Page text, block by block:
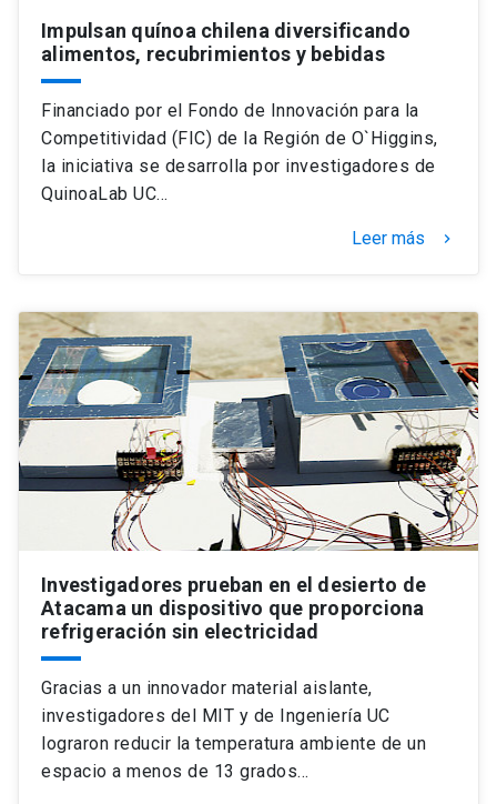
Impulsan quínoa chilena diversificando
alimentos, recubrimientos y bebidas
Financiado por el Fondo de Innovación para la
Competitividad (FIC) de la Región de O`Higgins,
la iniciativa se desarrolla por investigadores de
QuinoaLab UC…
Leer más keyboard_arrow_right
Investigadores prueban en el desierto de
Atacama un dispositivo que proporciona
refrigeración sin electricidad
Gracias a un innovador material aislante,
investigadores del MIT y de Ingeniería UC
lograron reducir la temperatura ambiente de un
espacio a menos de 13 grados…